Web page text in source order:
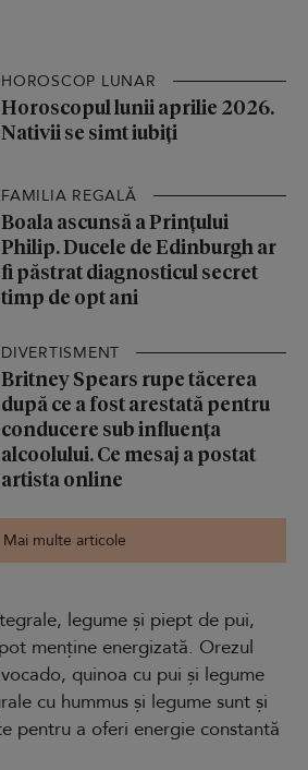
HOROSCOP LUNAR
Horoscopul lunii aprilie 2026.
Nativii se simt iubiți
FAMILIA REGALĂ
Boala ascunsă a Prințului
Philip. Ducele de Edinburgh ar
fi păstrat diagnosticul secret
timp de opt ani
DIVERTISMENT
Britney Spears rupe tăcerea
după ce a fost arestată pentru
conducere sub influența
alcoolului. Ce mesaj a postat
artista online
Mai multe articole
legume și piept de pui,
menține energizată. Orezul
quinoa cu pui și legume
cu hummus și legume sunt și
pentru a oferi energie constantă